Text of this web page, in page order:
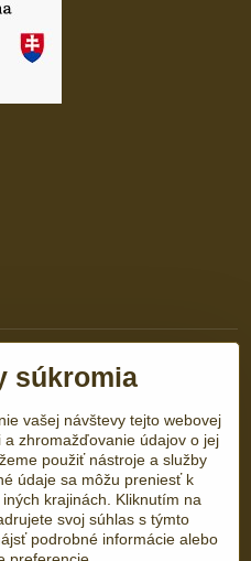
súkromia
vašej návštevy tejto webovej
zhromažďovanie údajov o jej
použiť nástroje a služby
údaje sa môžu preniesť k
krajinách. Kliknutím na
svoj súhlas s týmto
podrobné informácie alebo